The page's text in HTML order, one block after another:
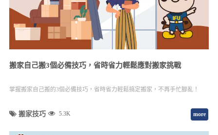
搬家自己搬3個必備技巧，省時省力輕鬆應對搬家挑戰
掌握搬家自己搬的3個必備技巧，省時省力輕鬆搞定搬家，不再手忙腳亂！
搬家技巧 5.3K more